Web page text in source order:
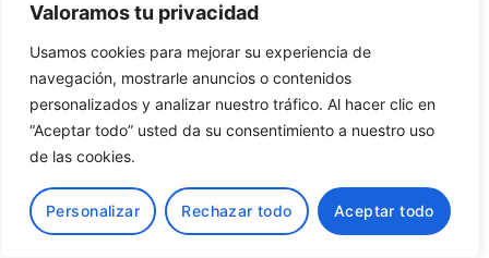
Valoramos tu privacidad
Usamos cookies para mejorar su experiencia de
navegación, mostrarle anuncios o contenidos
personalizados y analizar nuestro tráfico. Al hacer clic en
“Aceptar todo” usted da su consentimiento a nuestro uso
de las cookies.
Personalizar Rechazar todo Aceptar todo
Unidad 10
Unidad 11